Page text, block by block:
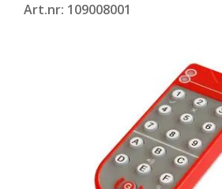
Art.nr: 109008001